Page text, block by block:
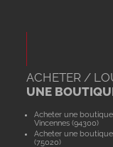
ACHETER /
UNE
Acheter une
Vincennes (94300)
Acheter une boutique
(75020)